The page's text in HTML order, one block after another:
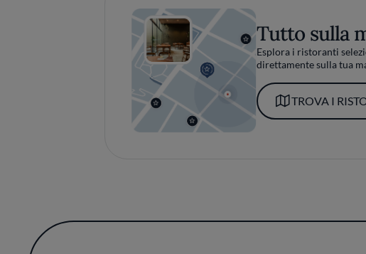
Tutto sulla
Esplora i ristoranti
direttamente sulla tua
TROVA I